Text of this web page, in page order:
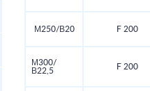
М250/В20 F 200
М300/
В22,5
F 200